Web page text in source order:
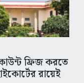
ফ্রিজ করতে
রায়েই